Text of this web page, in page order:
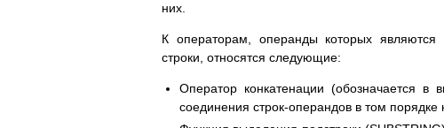
них.
К операторам, операнды которых
строки, относятся следующие:
Оператор конкатенации (обозначается в
соединения строк-операндов в том порядке